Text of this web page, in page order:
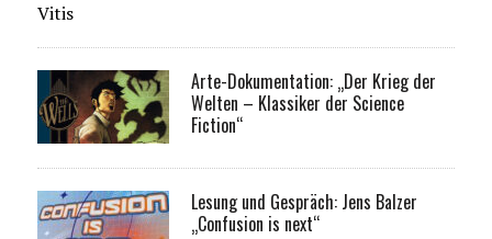
Vitis
Arte-Dokumentation: „Der Krieg der
Welten – Klassiker der Science
Fiction“
Lesung und Gespräch: Jens Balzer
„Confusion is next“